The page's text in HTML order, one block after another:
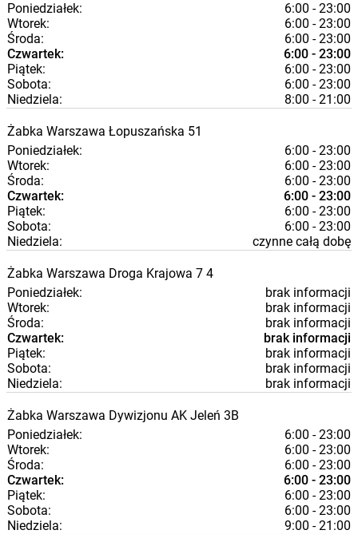
Poniedziałek:
6:00 - 23:00
Wtorek:
6:00 - 23:00
Środa:
6:00 - 23:00
Czwartek:
6:00 - 23:00
Piątek:
6:00 - 23:00
Sobota:
6:00 - 23:00
Niedziela:
8:00 - 21:00
Żabka Warszawa Łopuszańska 51
Poniedziałek:
6:00 - 23:00
Wtorek:
6:00 - 23:00
Środa:
6:00 - 23:00
Czwartek:
6:00 - 23:00
Piątek:
6:00 - 23:00
Sobota:
6:00 - 23:00
Niedziela:
czynne całą dobę
Żabka Warszawa Droga Krajowa 7 4
Poniedziałek:
brak informacji
Wtorek:
brak informacji
Środa:
brak informacji
Czwartek:
brak informacji
Piątek:
brak informacji
Sobota:
brak informacji
Niedziela:
brak informacji
Żabka Warszawa Dywizjonu AK Jeleń 3B
Poniedziałek:
6:00 - 23:00
Wtorek:
6:00 - 23:00
Środa:
6:00 - 23:00
Czwartek:
6:00 - 23:00
Piątek:
6:00 - 23:00
Sobota:
6:00 - 23:00
Niedziela:
9:00 - 21:00